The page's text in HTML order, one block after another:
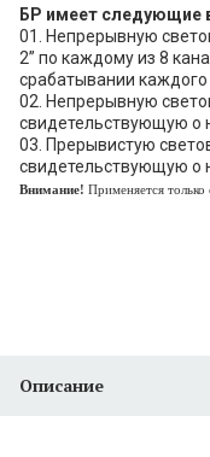
БР имеет следующие
01. Непрерывную
2” по каждому из 8
срабатывании каждого
02. Непрерывную
свидетельствующую о
03. Прерывистую
свидетельствующую о
Внимание! Применяется
Описание